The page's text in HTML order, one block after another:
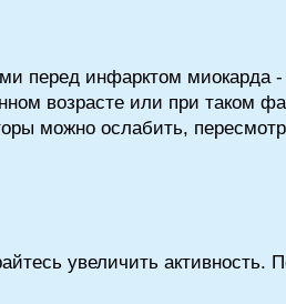
перед инфарктом миокарда
возрасте или при таком
можно ослабить,
увеличить